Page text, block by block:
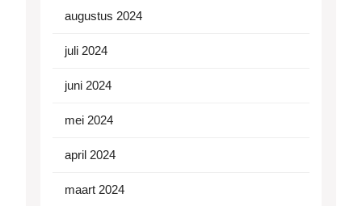
augustus 2024
juli 2024
juni 2024
mei 2024
april 2024
maart 2024